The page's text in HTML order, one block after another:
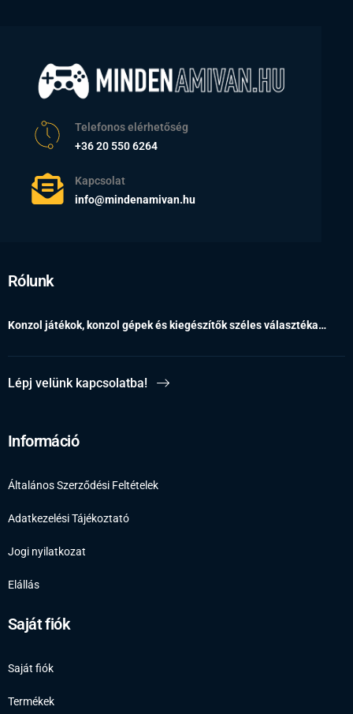
Telefonos elérhetőség
+36 20 550 6264
Kapcsolat
info@mindenamivan.hu
Rólunk
Konzol játékok, konzol gépek és kiegészítők széles választéka…
Lépj velünk kapcsolatba!
Információ
Általános Szerződési Feltételek
Adatkezelési Tájékoztató
Jogi nyilatkozat
Elállás
Saját fiók
Saját fiók
Termékek